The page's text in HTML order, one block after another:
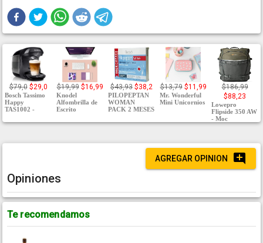
$79,0 $29,0
Bosch Tassimo
Happy
TAS1002 -
$19,99 $16,99
Knodel
Alfombrilla de
Escrito
$43,93 $38,2
PILOPEPTAN
WOMAN
PACK 2 MESES
$13,79 $11,99
Mr. Wonderful
Mini Unicornios
$186,99
$88,23
Lowepro
Flipside 350 AW
- Moc
AGREGAR OPINION
Opiniones
Te recomendamos